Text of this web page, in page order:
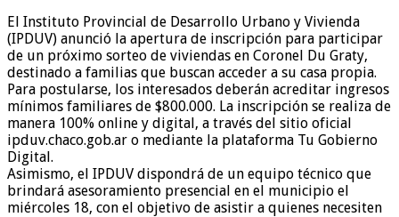
El Instituto Provincial de Desarrollo Urbano y Vivienda
(IPDUV) anunció la apertura de inscripción para participar
de un próximo sorteo de viviendas en Coronel Du Graty,
destinado a familias que buscan acceder a su casa propia.
Para postularse, los interesados deberán acreditar ingresos
mínimos familiares de $800.000. La inscripción se realiza de
manera 100% online y digital, a través del sitio oficial
ipduv.chaco.gob.ar o mediante la plataforma Tu Gobierno
Digital.
Asimismo, el IPDUV dispondrá de un equipo técnico que
brindará asesoramiento presencial en el municipio el
miércoles 18, con el objetivo de asistir a quienes necesiten